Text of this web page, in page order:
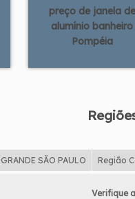
preço de janela de
alumínio banheiro
Pompéia
GRANDE SÃO PAULO Região
Verifique